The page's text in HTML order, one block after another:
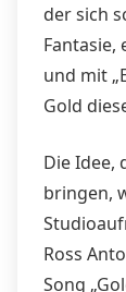
der sich
Fantasie,
und mit
Gold
Die Idee,
bringen,
Ross
Song